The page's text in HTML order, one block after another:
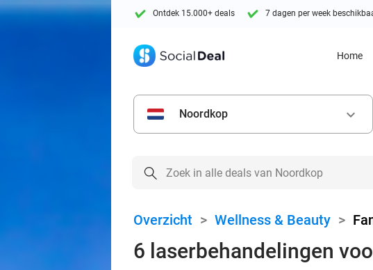
Ontdek 15.000+ deals 7 dagen per week
Home
Noordkop keyboard_arrow_down
Overzicht > Wellness & Beauty >
6 laserbehandelingen